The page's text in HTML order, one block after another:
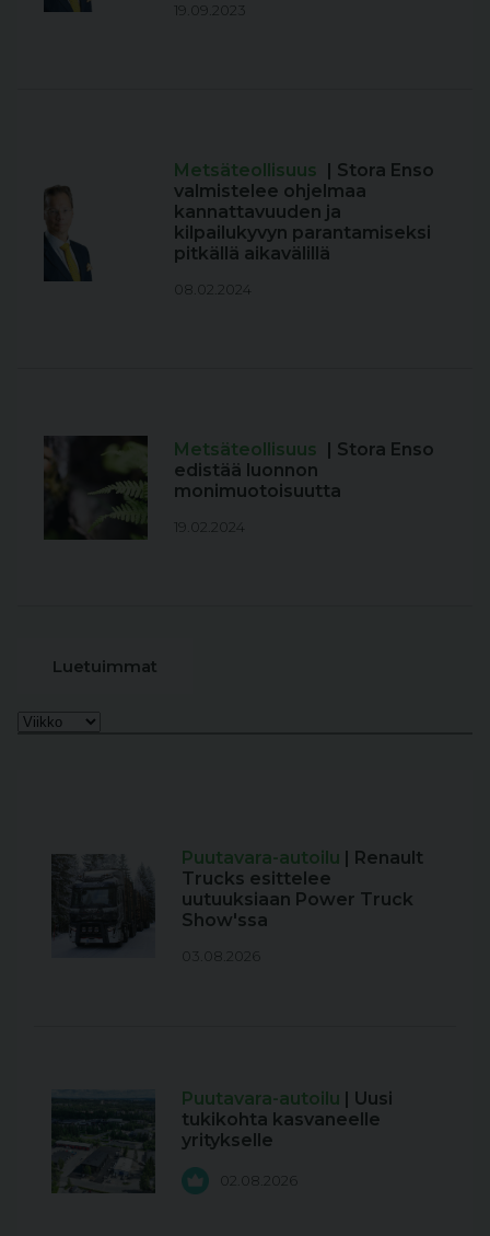
19.09.2023
Metsäteollisuus | Stora Enso
valmistelee ohjelmaa
kannattavuuden ja
kilpailukyvyn parantamiseksi
pitkällä aikavälillä
08.02.2024
Metsäteollisuus | Stora Enso
edistää luonnon
monimuotoisuutta
19.02.2024
Luetuimmat
Puutavara-autoilu | Renault
Trucks esittelee
uutuuksiaan Power Truck
Show'ssa
03.08.2026
Puutavara-autoilu | Uusi
tukikohta kasvaneelle
yritykselle
02.08.2026